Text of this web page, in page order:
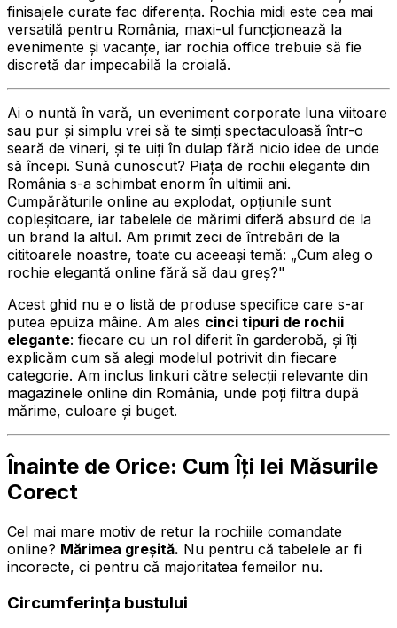
finisajele curate fac diferența. Rochia midi este cea mai
versatilă pentru România, maxi-ul funcționează la
evenimente și vacanțe, iar rochia office trebuie să fie
discretă dar impecabilă la croială.
Ai o nuntă în vară, un eveniment corporate luna viitoare
sau pur și simplu vrei să te simți spectaculoasă într-o
seară de vineri, și te uiți în dulap fără nicio idee de unde
să începi. Sună cunoscut? Piața de rochii elegante din
România s-a schimbat enorm în ultimii ani.
Cumpărăturile online au explodat, opțiunile sunt
copleșitoare, iar tabelele de mărimi diferă absurd de la
un brand la altul. Am primit zeci de întrebări de la
cititoarele noastre, toate cu aceeași temă: „Cum aleg o
rochie elegantă online fără să dau greș?"
Acest ghid nu e o listă de produse specifice care s-ar
putea epuiza mâine. Am ales cinci tipuri de rochii
elegante: fiecare cu un rol diferit în garderobă, și îți
explicăm cum să alegi modelul potrivit din fiecare
categorie. Am inclus linkuri către selecții relevante din
magazinele online din România, unde poți filtra după
mărime, culoare și buget.
Înainte de Orice: Cum Îți Iei Măsurile
Corect
Cel mai mare motiv de retur la rochiile comandate
online? Mărimea greșită. Nu pentru că tabelele ar fi
incorecte, ci pentru că majoritatea femeilor nu.
Circumferința bustului